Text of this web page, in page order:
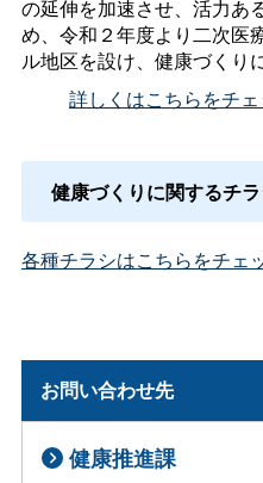
の延伸を加速させ、活力あ
め、令和２年度より二次医
ル地区を設け、健康づくり
詳しくはこちらをチェ
健康づくりに関するチ
各種チラシはこちらをチェ
お問い合わせ先
健康推進課